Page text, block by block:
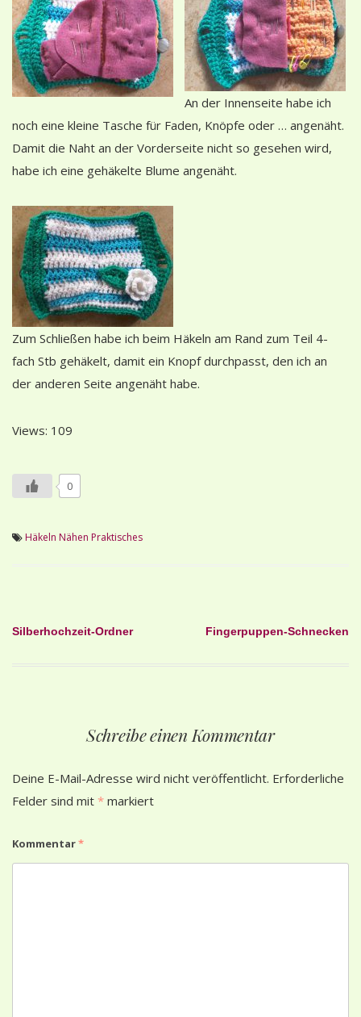
An der Innenseite habe ich
noch eine kleine Tasche für Faden, Knöpfe oder … angenäht.
Damit die Naht an der Vorderseite nicht so gesehen wird,
habe ich eine gehäkelte Blume angenäht.
Zum Schließen habe ich beim Häkeln am Rand zum Teil 4-
fach Stb gehäkelt, damit ein Knopf durchpasst, den ich an
der anderen Seite angenäht habe.
Views: 109
0
Häkeln Nähen Praktisches
Beitragsnavigation
Silberhochzeit-Ordner Fingerpuppen-Schnecken
Schreibe einen Kommentar
Deine E-Mail-Adresse wird nicht veröffentlicht. Erforderliche
Felder sind mit * markiert
Kommentar*